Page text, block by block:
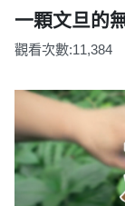
一顆文旦的
觀看次數:11,384